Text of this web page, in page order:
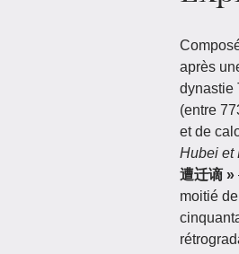
après
dynastie
(entre
et de
Hubei et
遭迁谪 »
moitié